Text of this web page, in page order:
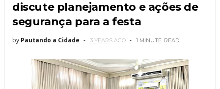
discute planejamento e ações de
segurança para a festa
by Pautando a Cidade 3 YEARS AGO 1 MINUTE READ